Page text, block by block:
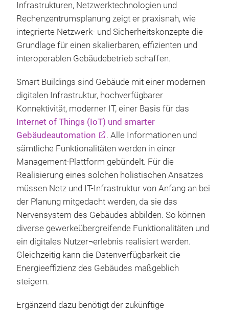
Infrastrukturen, Netzwerktechnologien und
Rechenzentrumsplanung zeigt er praxisnah, wie
integrierte Netzwerk- und Sicherheitskonzepte die
Grundlage für einen skalierbaren, effizienten und
interoperablen Gebäudebetrieb schaffen.
Smart Buildings sind Gebäude mit einer modernen
digitalen Infrastruktur, hochverfügbarer
Konnektivität, moderner IT, einer Basis für das
Internet of Things (IoT) und smarter
Gebäudeautomation
. Alle Informationen und
sämtliche Funktionalitäten werden in einer
Management-Plattform gebündelt. Für die
Realisierung eines solchen holistischen Ansatzes
müssen Netz und IT-Infrastruktur von Anfang an bei
der Planung mitgedacht werden, da sie das
Nervensystem des Gebäudes abbilden. So können
diverse gewerkeübergreifende Funktionalitäten und
ein digitales Nutzer¬erlebnis realisiert werden.
Gleichzeitig kann die Datenverfügbarkeit die
Energieeffizienz des Gebäudes maßgeblich
steigern.
Ergänzend dazu benötigt der zukünftige